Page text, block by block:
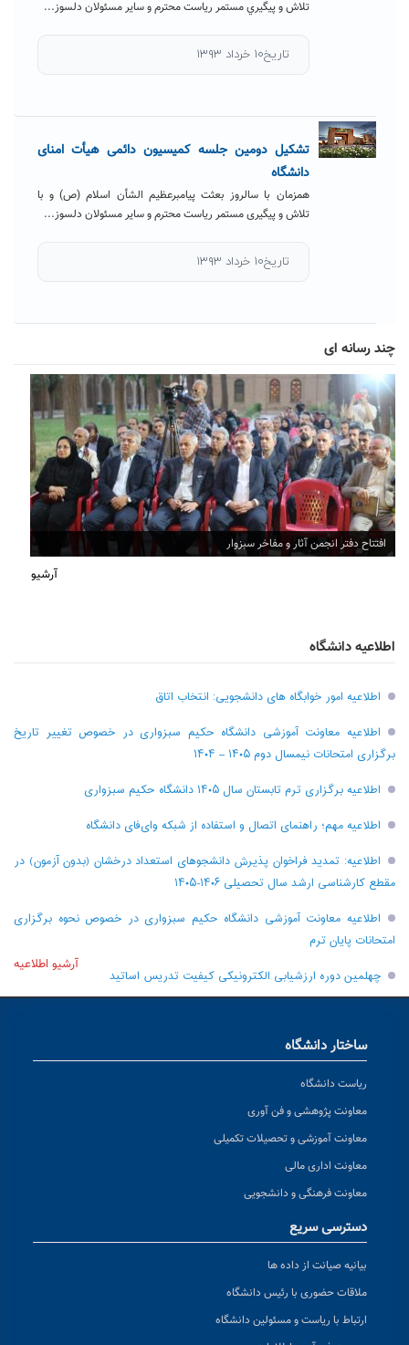
تلاش و پيگيري مستمر رياست محترم و ساير مسئولان دلسوز...
تاریخ۱۰ خرداد ۱۳۹۳
تشکیل دومین جلسه کمیسیون دائمی هیأت امنای
دانشگاه
همزمان با سالروز بعثت پیامبرعظیم الشأن اسلام (ص) و با
تلاش و پیگیری مستمر ریاست محترم و سایر مسئولان دلسوز...
تاریخ۱۰ خرداد ۱۳۹۳
چند رسانه ای
افتتاح دفتر انجمن آثار و مفاخر سبزوار
آرشیو
اطلاعیه دانشگاه
اطلاعیه امور خوابگاه های دانشجویی: انتخاب اتاق
اطلاعیه معاونت آموزشی دانشگاه حکیم سبزواری در خصوص تغییر تاریخ
برگزاری امتحانات نیمسال دوم ۱۴۰۵ – ۱۴۰۴
اطلاعیه برگزاری ترم تابستان سال ۱۴۰۵ دانشگاه حکیم سبزواری
اطلاعیه مهم؛ راهنمای اتصال و استفاده از شبکه وای‌فای دانشگاه
اطلاعیه: تمدید فراخوان پذیرش دانشجو‌های استعداد درخشان (بدون آزمون) در
مقطع کارشناسی ارشد سال تحصیلی ۱۴۰۶-۱۴۰۵
اطلاعیه معاونت آموزشی دانشگاه حکیم سبزواری در خصوص نحوه برگزاری
امتحانات پایان ترم
چهلمین دوره ارزشیابی الکترونیکی کیفیت تدریس اساتید
آرشیو اطلاعیه
ساختار دانشگاه
ریاست دانشگاه
معاونت پژوهشی و فن آوری
معاونت آموزشی و تحصیلات تکمیلی
معاونت اداری مالی
معاونت فرهنگی و دانشجویی
دسترسی سریع
بیانیه صیانت از داده ها
ملاقات حضوری با رئیس دانشگاه
ارتباط با ریاست و مسئولین دانشگاه